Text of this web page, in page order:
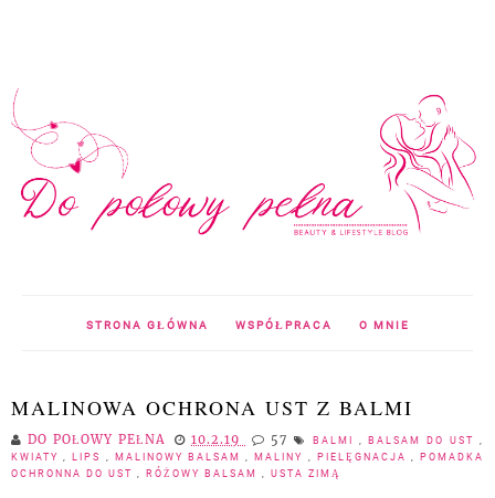
STRONA GŁÓWNA WSPÓŁPRACA O MNIE
MALINOWA OCHRONA UST Z BALMI
DO POŁOWY PEŁNA 10.2.19 57 BALMI BALSAM DO UST
KWIATY
LIPS MALINOWY BALSAM MALINY PIELĘGNACJA
POMADKA
OCHRONNA DO UST
RÓŻOWY BALSAM USTA ZIMĄ